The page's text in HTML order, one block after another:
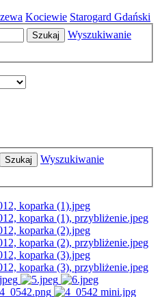
Kociewie Starogard Gdański
Szukaj
Wyszukiwanie
Szukaj
Wyszukiwanie